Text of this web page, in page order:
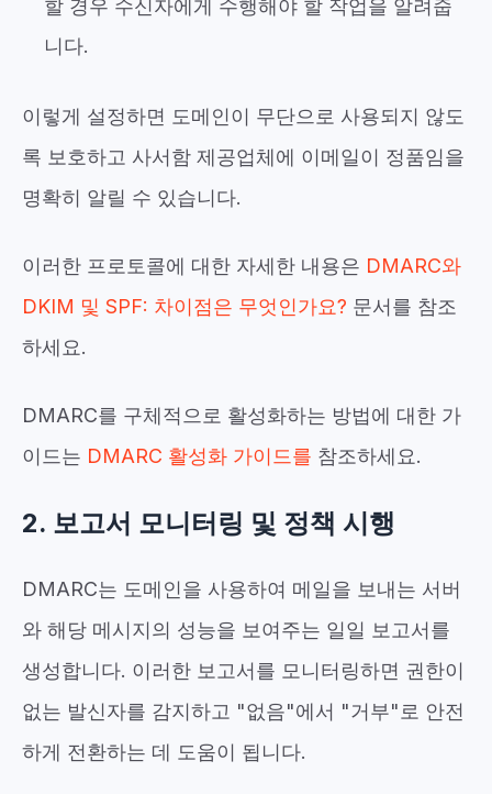
할 경우 수신자에게 수행해야 할 작업을 알려줍
니다.
이렇게 설정하면 도메인이 무단으로 사용되지 않도
록 보호하고 사서함 제공업체에 이메일이 정품임을
명확히 알릴 수 있습니다.
이러한 프로토콜에 대한 자세한 내용은 DMARC와
DKIM 및 SPF: 차이점은 무엇인가요? 문서를 참조
하세요.
DMARC를 구체적으로 활성화하는 방법에 대한 가
이드는 DMARC 활성화 가이드를 참조하세요.
2. 보고서 모니터링 및 정책 시행
DMARC는 도메인을 사용하여 메일을 보내는 서버
와 해당 메시지의 성능을 보여주는 일일 보고서를
생성합니다. 이러한 보고서를 모니터링하면 권한이
없는 발신자를 감지하고 "없음"에서 "거부"로 안전
하게 전환하는 데 도움이 됩니다.